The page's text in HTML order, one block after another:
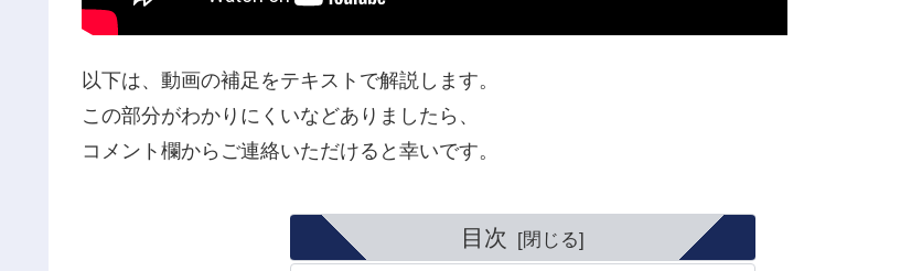
以下は、動画の補足をテキストで解説します。
この部分がわかりにくいなどありましたら、
コメント欄からご連絡いただけると幸いです。
目次